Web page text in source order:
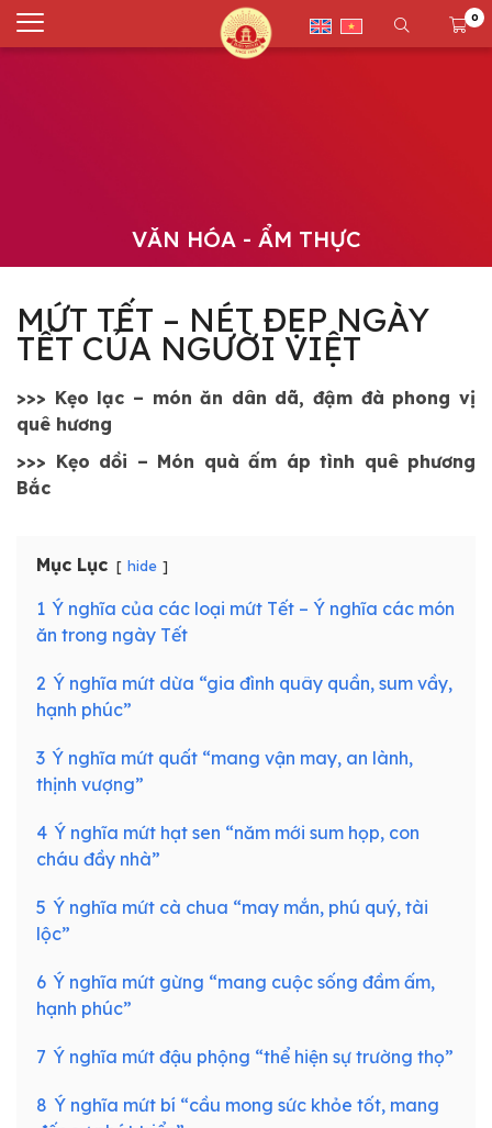
0
VĂN HÓA - ẨM THỰC
MỨT TẾT – NÉT ĐẸP NGÀY
TẾT CỦA NGƯỜI VIỆT
>>> Kẹo lạc – món ăn dân dã, đậm đà phong vị
quê hương
>>> Kẹo dồi – Món quà ấm áp tình quê phương
Bắc
Mục Lục hide
1 Ý nghĩa của các loại mứt Tết – Ý nghĩa các món
ăn trong ngày Tết
2 Ý nghĩa mứt dừa “gia đình quây quần, sum vầy,
hạnh phúc”
3 Ý nghĩa mứt quất “mang vận may, an lành,
thịnh vượng”
4 Ý nghĩa mứt hạt sen “năm mới sum họp, con
cháu đầy nhà”
5 Ý nghĩa mứt cà chua “may mắn, phú quý, tài
lộc”
6 Ý nghĩa mứt gừng “mang cuộc sống đầm ấm,
hạnh phúc”
7 Ý nghĩa mứt đậu phộng “thể hiện sự trường thọ”
8 Ý nghĩa mứt bí “cầu mong sức khỏe tốt, mang